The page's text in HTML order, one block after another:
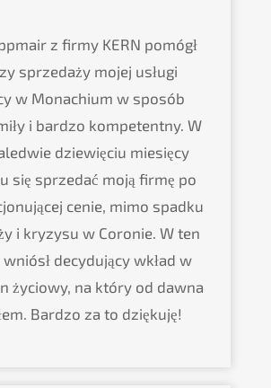
z firmy KERN pomógł
sprzedaży mojej usługi
w Monachium w sposób
i bardzo kompetentny. W
dziewięciu miesięcy
się sprzedać moją firmę po
cenie, mimo spadku
i kryzysu w Coronie. W ten
decydujący wkład w
życiowy, na który od dawna
Bardzo za to dziękuję!